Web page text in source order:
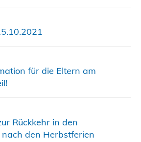
für die Eltern am
Rückkehr in den
den Herbstferien